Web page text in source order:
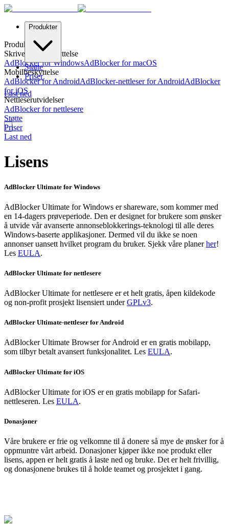
Produkter
Støtte
Priser
Last ned
Produkter
Skrivebordsbeskyttelse
AdBlocker for WindowsAdBlocker for macOS
Mobilbeskyttelse
AdBlocker for AndroidAdBlocker-nettleser for AndroidAdBlocker
for iOS
Nettleserutvidelser
AdBlocker for nettlesere
Støtte
Priser
Last ned
Lisens
AdBlocker Ultimate for Windows
AdBlocker Ultimate for Windows er shareware, som kommer med
en 14-dagers prøveperiode. Den er designet for brukere som ønsker
å utvide vår avanserte annonseblokkerings-teknologi til alle deres
Windows-baserte applikasjoner. Dermed vil du ikke se noen
annonser uansett hvilket program du bruker. Sjekk våre planerher!
Les EULA.
AdBlocker Ultimate for nettlesere
AdBlocker Ultimate for nettlesere er et helt gratis, åpen kildekode
og non-profit prosjekt lisensiert under GPLv3.
AdBlocker Ultimate-nettleser for Android
AdBlocker Ultimate Browser for Android er en gratis mobilapp,
som tilbyr betalt avansert funksjonalitet. Les EULA.
AdBlocker Ultimate for iOS
AdBlocker Ultimate for iOS er en gratis mobilapp for Safari-
nettleseren. Les EULA.
Donasjoner
Våre brukere er frie og velkomne til å donere så mye de ønsker for å
oppmuntre vårt arbeid. Donasjoner kjøper ikke noe produkt eller
lisens, appen er helt gratis å laste ned og bruke. Det er helt frivillig,
og donasjonene brukes til å holde teamet og prosjektet i gang.